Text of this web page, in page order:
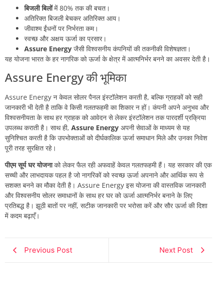
बिजली बिलोंमें 80% तक की बचत।
अतिरिक्त बिजली बेचकर अतिरिक्त आय।
जीवाश्म ईंधनों पर निर्भरता कम।
स्वच्छ और अक्षय ऊर्जा का प्रसार।
Assure Energy जैसी विश्वसनीय कंपनियों की तकनीकी विशेषज्ञता।
यह योजना भारत के हर नागरिक को ऊर्जा के क्षेत्र में आत्मनिर्भर बनने का अवसर देती है।
Assure Energy की भूमिका
Assure Energy न केवल सोलर पैनल इंस्टॉलेशन करती है, बल्कि ग्राहकों को सही
जानकारी भी देती है ताकि वे किसी गलतफहमी का शिकार न हों। कंपनी अपने अनुभव और
विश्वसनीयता के साथ हर ग्राहक को आवेदन से लेकर इंस्टॉलेशन तक पारदर्शी प्रक्रिया
उपलब्ध कराती है। साथ ही, Assure Energy अपनी सेवाओं के माध्यम से यह
सुनिश्चित करती है कि उपभोक्ताओं को दीर्घकालिक ऊर्जा समाधान मिले और उनका निवेश
पूरी तरह सुरक्षित रहे।
पीएम सूर्य घर योजनाको लेकर फैल रही अफवाहें केवल गलतफहमी हैं। यह सरकार की एक
सच्ची और लाभदायक पहल है जो नागरिकों को स्वच्छ ऊर्जा अपनाने और आर्थिक रूप से
सशक्त बनने का मौका देती है। Assure Energy इस योजना की वास्तविक जानकारी
और विश्वसनीय सोलर समाधानों के साथ हर घर को ऊर्जा आत्मनिर्भर बनाने के लिए
प्रतिबद्ध है। झूठी बातों पर नहीं, सटीक जानकारी पर भरोसा करें और सौर ऊर्जा की दिशा
में कदम बढ़ाएँ।
Previous Post Next Post